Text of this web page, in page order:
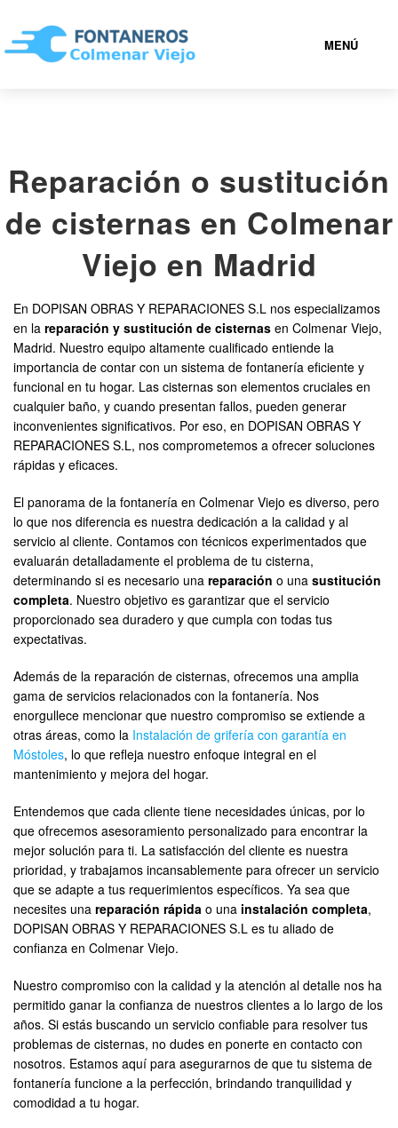
MENÚ
FONTANEROS COLMENAR VIEJO BARATOS
CONTACTAR
Reparación o sustitución
de cisternas en Colmenar
Viejo en Madrid
En DOPISAN OBRAS Y REPARACIONES S.L nos especializamos
en la reparación y sustitución de cisternas en Colmenar Viejo,
Madrid. Nuestro equipo altamente cualificado entiende la
importancia de contar con un sistema de fontanería eficiente y
funcional en tu hogar. Las cisternas son elementos cruciales en
cualquier baño, y cuando presentan fallos, pueden generar
inconvenientes significativos. Por eso, en DOPISAN OBRAS Y
REPARACIONES S.L, nos comprometemos a ofrecer soluciones
rápidas y eficaces.
El panorama de la fontanería en Colmenar Viejo es diverso, pero
lo que nos diferencia es nuestra dedicación a la calidad y al
servicio al cliente. Contamos con técnicos experimentados que
evaluarán detalladamente el problema de tu cisterna,
determinando si es necesario una reparación o una sustitución
completa. Nuestro objetivo es garantizar que el servicio
proporcionado sea duradero y que cumpla con todas tus
expectativas.
Además de la reparación de cisternas, ofrecemos una amplia
gama de servicios relacionados con la fontanería. Nos
enorgullece mencionar que nuestro compromiso se extiende a
otras áreas, como la Instalación de grifería con garantía en
Móstoles, lo que refleja nuestro enfoque integral en el
mantenimiento y mejora del hogar.
Entendemos que cada cliente tiene necesidades únicas, por lo
que ofrecemos asesoramiento personalizado para encontrar la
mejor solución para ti. La satisfacción del cliente es nuestra
prioridad, y trabajamos incansablemente para ofrecer un servicio
que se adapte a tus requerimientos específicos. Ya sea que
necesites una reparación rápida o una instalación completa,
DOPISAN OBRAS Y REPARACIONES S.L es tu aliado de
confianza en Colmenar Viejo.
Nuestro compromiso con la calidad y la atención al detalle nos ha
permitido ganar la confianza de nuestros clientes a lo largo de los
años. Si estás buscando un servicio confiable para resolver tus
problemas de cisternas, no dudes en ponerte en contacto con
nosotros. Estamos aquí para asegurarnos de que tu sistema de
fontanería funcione a la perfección, brindando tranquilidad y
comodidad a tu hogar.